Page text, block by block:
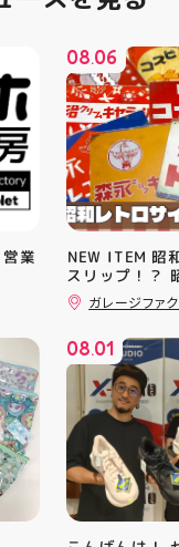
業
08.06
️NEW ITEM️ 昭
スリップ！？
ロサインボー
しました！ 今
お部屋に飾れ
ー #昭和レト
郡山 #福島県
#郡山市
ガレージファ
08.01